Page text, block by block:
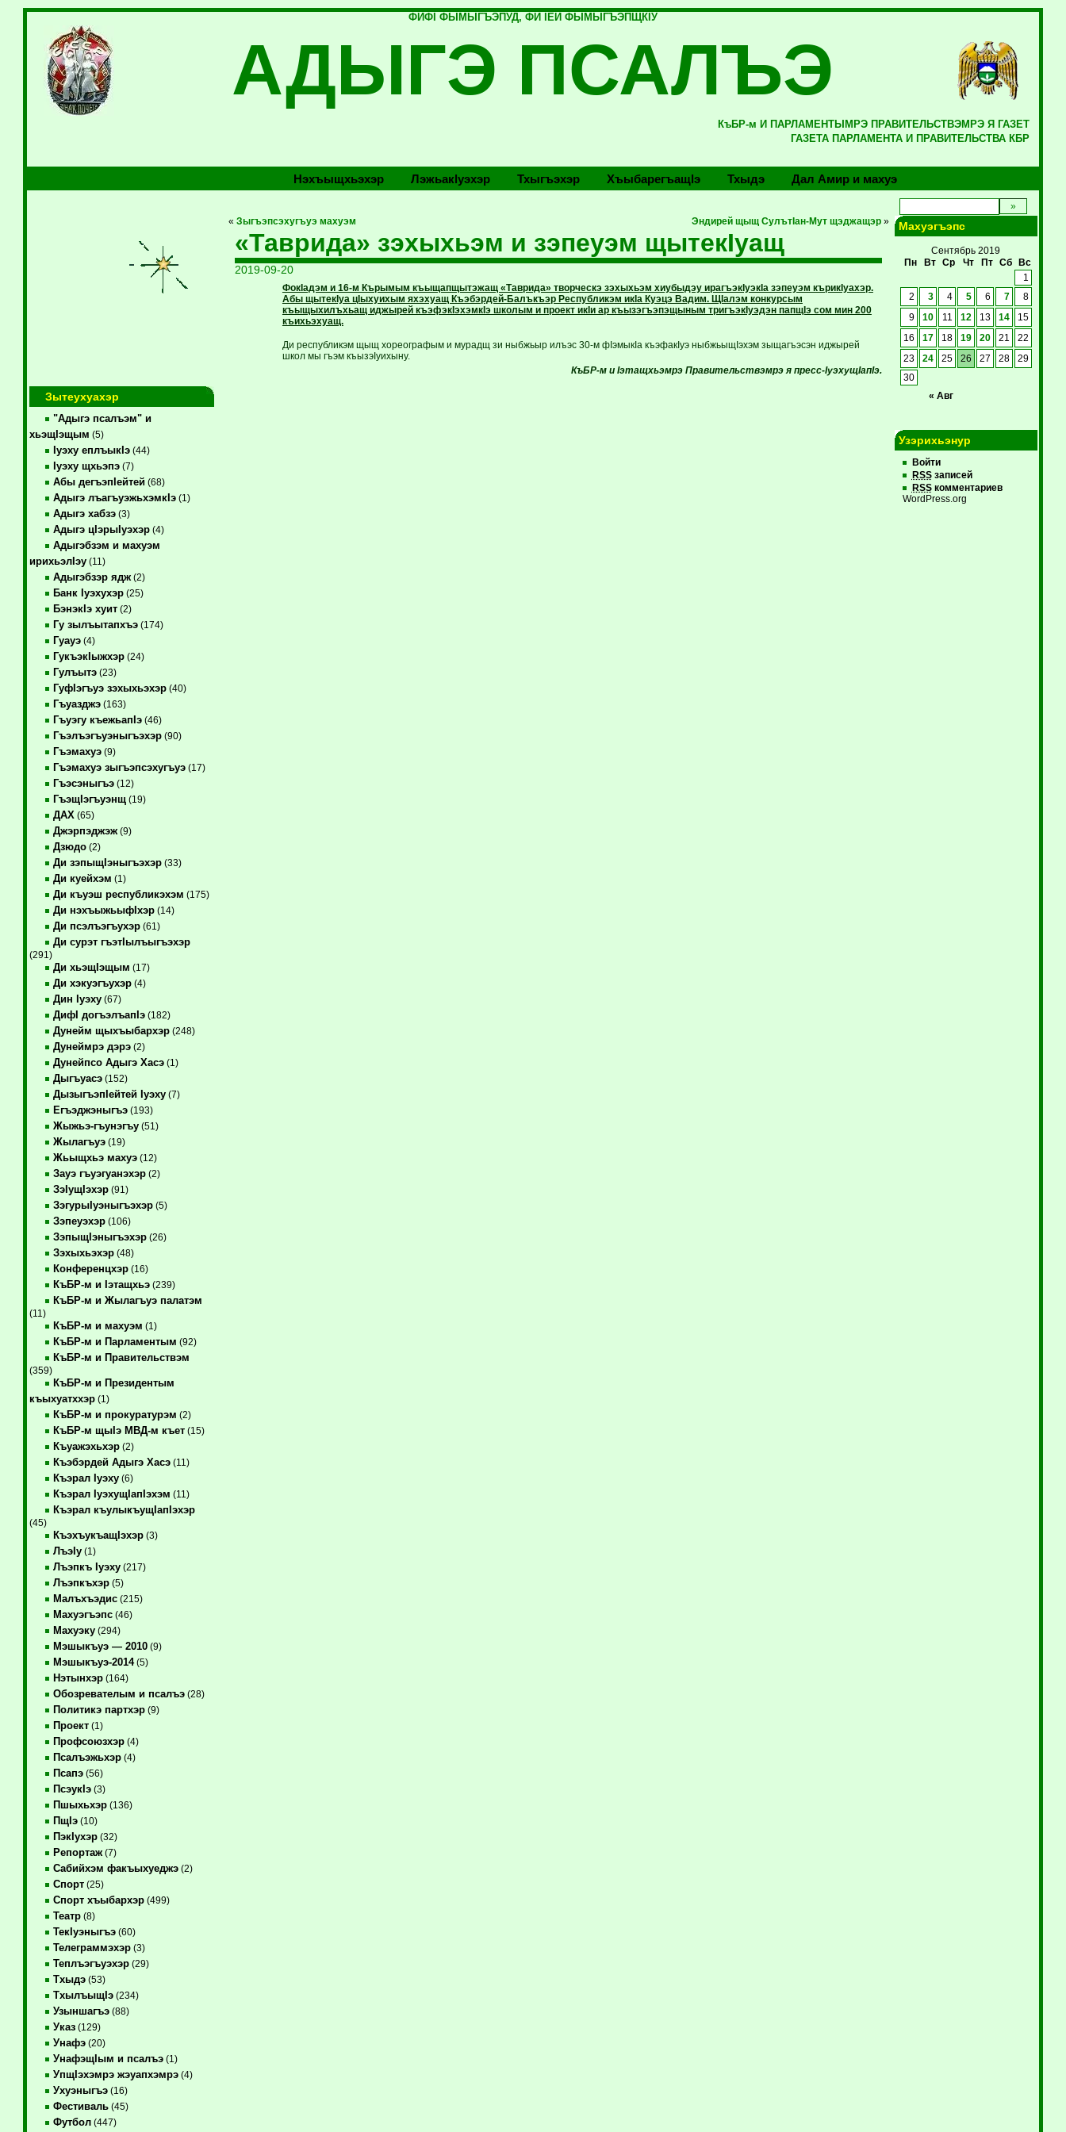
ФИФI ФЫМЫГЪЭПУД, ФИ IЕЙ ФЫМЫГЪЭПЩКIУ
АДЫГЭ ПСАЛЪЭ
КъБР-м И ПАРЛАМЕНТЫМРЭ ПРАВИТЕЛЬСТВЭМРЭ Я ГАЗЕТ
ГАЗЕТА ПАРЛАМЕНТА И ПРАВИТЕЛЬСТВА КБР
Нэхъыщхьэхэр Лэжьакlуэхэр Тхыгъэхэр Хъыбарегъащlэ Тхыдэ Дал Амир и махуэ
Зытеухуахэр
"Адыгэ псалъэм" и
хьэщIэщым (5)
Iуэху еплъыкIэ(44)
Iуэху щхьэпэ(7)
Абы дегъэпIейтей(68)
Адыгэ лъагъуэжьхэмкIэ(1)
Адыгэ хабзэ(3)
Адыгэ цIэрыIуэхэр(4)
Адыгэбзэм и махуэм
ирихьэлIэу(11)
Адыгэбзэр ядж(2)
Банк Iуэхухэр(25)
БэнэкIэ хуит(2)
Гу зылъытапхъэ(174)
Гуауэ(4)
ГукъэкIыжхэр(24)
Гулъытэ(23)
ГуфIэгъуэ зэхыхьэхэр(40)
Гъуазджэ(163)
Гъуэгу къежьапIэ(46)
Гъэлъэгъуэныгъэхэр(90)
Гъэмахуэ(9)
Гъэмахуэ зыгъэпсэхугъуэ(17)
Гъэсэныгъэ(12)
ГъэщIэгъуэнщ(19)
ДАХ (65)
Джэрпэджэж(9)
Дзюдо(2)
Ди зэпыщIэныгъэхэр(33)
Ди куейхэм (1)
Ди къуэш республикэхэм (175)
Ди нэхъыжьыфIхэр(14)
Ди псэлъэгъухэр(61)
Ди сурэт гъэтIылъыгъэхэр
(291)
Ди хьэщIэщым (17)
Ди хэкуэгъухэр(4)
Дин Iуэху(67)
ДифI догъэлъапIэ(182)
Дунейм щыхъыбархэр(248)
Дунеймрэ дэрэ(2)
Дунейпсо Адыгэ Хасэ(1)
Дыгъуасэ(152)
ДызыгъэпIейтей Iуэху(7)
Егъэджэныгъэ(193)
Жыжьэ-гъунэгъу(51)
Жылагъуэ(19)
Жьыщхьэ махуэ(12)
Зауэ гъуэгуанэхэр(2)
ЗэIущIэхэр(91)
ЗэгурыIуэныгъэхэр(5)
Зэпеуэхэр(106)
ЗэпыщIэныгъэхэр(26)
Зэхыхьэхэр(48)
Конференцхэр(16)
КъБР-м и Iэтащхьэ(239)
КъБР-м и Жылагъуэ палатэм
(11)
КъБР-м и махуэм (1)
КъБР-м и Парламентым (92)
КъБР-м и Правительствэм
(359)
КъБР-м и Президентым
къыхуатххэр(1)
КъБР-м и прокуратурэм (2)
КъБР-м щыIэ МВД-м къет(15)
Къуажэхьхэр(2)
Къэбэрдей Адыгэ Хасэ(11)
Къэрал Iуэху(6)
Къэрал IуэхущIапIэхэм (11)
Къэрал къулыкъущIапIэхэр
(45)
КъэхъукъащIэхэр(3)
ЛъэIу(1)
Лъэпкъ Iуэху(217)
Лъэпкъхэр(5)
Малъхъэдис(215)
Махуэгъэпс(46)
Махуэку(294)
Мэшыкъуэ — 2010(9)
Мэшыкъуэ-2014(5)
Нэтынхэр(164)
Обозревателым и псалъэ(28)
Политикэ партхэр(9)
Проект(1)
Профсоюзхэр(4)
Псалъэжьхэр(4)
Псапэ(56)
ПсэукIэ(3)
Пшыхьхэр(136)
ПщIэ(10)
ПэкIухэр(32)
Репортаж(7)
Сабийхэм факъыхуеджэ(2)
Спорт(25)
Спорт хъыбархэр(499)
Театр(8)
ТекIуэныгъэ(60)
Телеграммэхэр(3)
Теплъэгъуэхэр(29)
Тхыдэ(53)
ТхылъыщIэ(234)
Узыншагъэ(88)
Указ(129)
Унафэ(20)
УнафэщIым и псалъэ(1)
УпщIэхэмрэ жэуапхэмрэ(4)
Ухуэныгъэ(16)
Фестиваль(45)
Футбол(447)
« Зыгъэпсэхугъуэ махуэм Эндирей щыщ СулътIан-Мут щэджащэр»
«Таврида» зэхыхьэм и зэпеуэм щытекIуащ
2019-09-20
ФокIадэм и 16-м Кърымым къыщапщытэжащ «Таврида» творческэ зэхыхьэм хиубыдэу ирагъэкIуэкIа зэпеуэм кърикIуахэр.
Абы щытекIуа цIыхуихым яхэхуащ Къэбэрдей-Балъкъэр Республикэм икIа Куэцэ Вадим. ЩIалэм конкурсым
къыщыхилъхьащ иджырей къэфэкIэхэмкIэ школым и проект икIи ар къызэгъэпэщыным тригъэкIуэдэн папщIэ сом мин 200
къихьэхуащ.
Ди республикэм щыщ хореографым и мурадщ зи ныбжьыр илъэс 30-м фIэмыкIа къэфакIуэ ныбжьыщIэхэм зыщагъэсэн иджырей
школ мы гъэм къызэIуихыну.
КъБР-м и Iэтащхьэмрэ Правительствэмрэ я пресс-IуэхущIапIэ.
Махуэгъэпс
Сентябрь 2019
Пн
Вт Ср Чт Пт Сб Вс
« Авг
1
2
3 4 5 6 7 8
9 10 11 12 13 14 15
16 17 18 19 20 21 22
23 24 25 26 27 28
29
30
Узэрихьэнур
Войти
RSSзаписей
RSSкомментариев
WordPress.org